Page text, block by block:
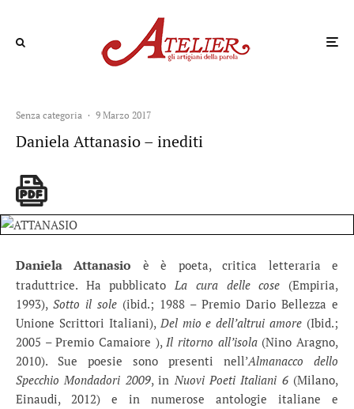
Senza categoria · 9 Marzo 2017
Daniela Attanasio – inediti
Daniela Attanasio
è è poeta, critica letteraria e
traduttrice. Ha pubblicatoLa cura delle cose (Empiria,
1993), Sotto il sole (ibid.; 1988 – Premio Dario Bellezza e
Unione Scrittori Italiani), Del mio e dell’altrui amore (Ibid.;
2005 – Premio Camaiore ),Il ritorno all’isola(Nino Aragno,
2010). Sue poesie sono presenti nell’Almanacco dello
Specchio Mondadori 2009, inNuovi Poeti Italiani 6(Milano,
Einaudi, 2012) e in numerose antologie italiane e